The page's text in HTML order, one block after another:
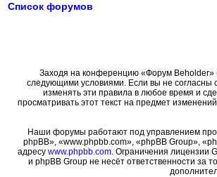
Список форумов
Заходя на конференцию «Форум Beholder»
следующими условиями. Если вы не согласны
изменять эти правила в любое время и
просматривать этот текст на предмет
Наши форумы работают под управлением
phpBB», «www.phpbb.com», «phpBB Group»,
адресу www.phpbb.com. Ограничения лицензии
и phpBB Group не несёт ответственности за